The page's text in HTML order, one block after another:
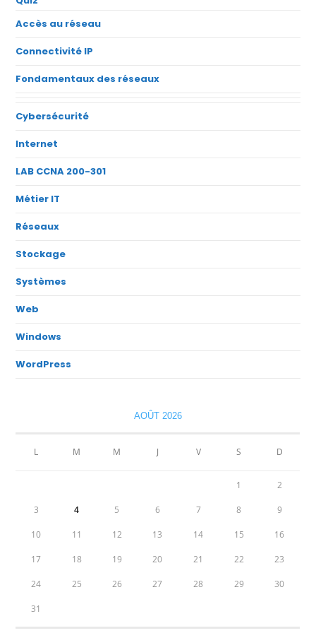
Accès au réseau
Connectivité IP
Fondamentaux des réseaux
Cybersécurité
Internet
LAB CCNA 200-301
Métier IT
Réseaux
Stockage
Systèmes
Web
Windows
WordPress
AOÛT 2026
L M M J V S D
1 2
3 4 5 6 7 8 9
10 11 12 13 14 15 16
17 18 19 20 21 22 23
24 25 26 27 28 29 30
31